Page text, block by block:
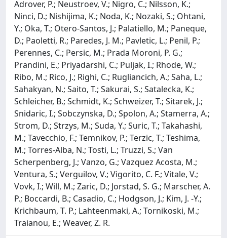
Adrover, P.; Neustroev, V.; Nigro, C.; Nilsson, K.;
Ninci, D.; Nishijima, K.; Noda, K.; Nozaki, S.; Ohtani,
Y.; Oka, T.; Otero-Santos, J.; Palatiello, M.; Paneque,
D.; Paoletti, R.; Paredes, J. M.; Pavletic, L.; Penil, P.;
Perennes, C.; Persic, M.; Prada Moroni, P. G.;
Prandini, E.; Priyadarshi, C.; Puljak, I.; Rhode, W.;
Ribo, M.; Rico, J.; Righi, C.; Rugliancich, A.; Saha, L.;
Sahakyan, N.; Saito, T.; Sakurai, S.; Satalecka, K.;
Schleicher, B.; Schmidt, K.; Schweizer, T.; Sitarek, J.;
Snidaric, I.; Sobczynska, D.; Spolon, A.; Stamerra, A.;
Strom, D.; Strzys, M.; Suda, Y.; Suric, T.; Takahashi,
M.; Tavecchio, F.; Temnikov, P.; Terzic, T.; Teshima,
M.; Torres-Alba, N.; Tosti, L.; Truzzi, S.; Van
Scherpenberg, J.; Vanzo, G.; Vazquez Acosta, M.;
Ventura, S.; Verguilov, V.; Vigorito, C. F.; Vitale, V.;
Vovk, I.; Will, M.; Zaric, D.; Jorstad, S. G.; Marscher, A.
P.; Boccardi, B.; Casadio, C.; Hodgson, J.; Kim, J. -Y.;
Krichbaum, T. P.; Lahteenmaki, A.; Tornikoski, M.;
Traianou, E.; Weaver, Z. R.